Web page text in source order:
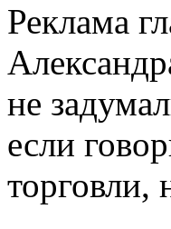
Реклама
не
если
торговли,